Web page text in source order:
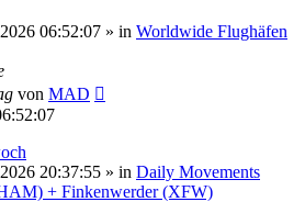
06:52:07 » in Worldwide Flughäfen
von MAD
20:37:55 » in Daily Movements
+ Finkenwerder (XFW)